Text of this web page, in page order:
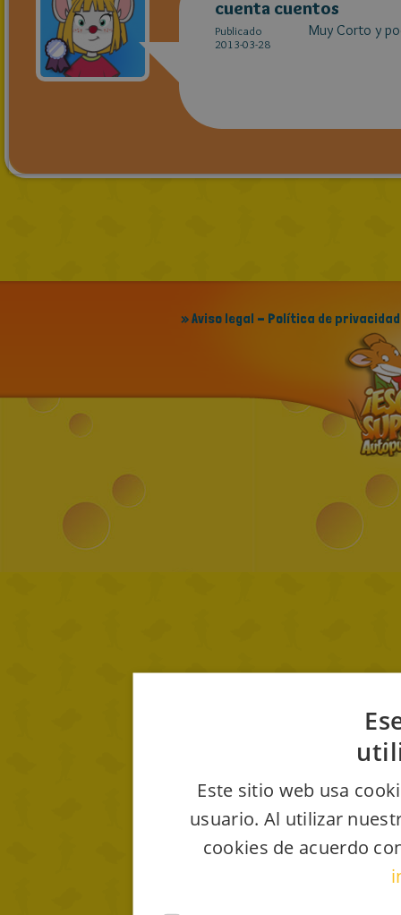
cuenta cuentos
Publicado
2013-03-28
Muy Corto y
» Aviso legal - Política de privacidad
Este sitio web usa
usuario. Al utilizar
cookies de acuerdo